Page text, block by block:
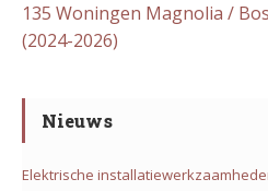
artikelen
135 Woningen Magnolia /
(2024-2026)
Nieuws
Elektrische